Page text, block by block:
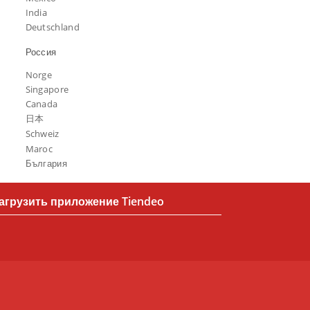
India
Deutschland
Россия
Norge
Singapore
Canada
日本
Schweiz
Maroc
България
приложение Tiendeo